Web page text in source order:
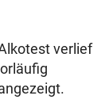
verlief